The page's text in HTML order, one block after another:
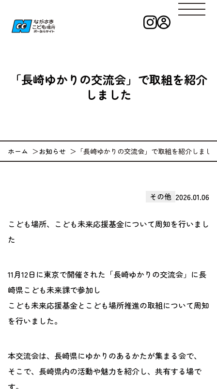
ながさきこども
「長崎ゆかりの交流会」で取組を紹介
しました
ホーム お知らせ 「長崎ゆかりの交流会」で取組を紹介しまし
その他 2026.01.06
こども場所、こども未来応援基金について周知を行いまし
た
11月12日に東京で開催された「長崎ゆかりの交流会」に長
崎県こども未来課で参加し
こども未来応援基金とこども場所推進の取組について周知
を行いました。
本交流会は、長崎県にゆかりのあるかたが集まる会で、
そこで、長崎県内の活動や魅力を紹介し、共有する場で
す。